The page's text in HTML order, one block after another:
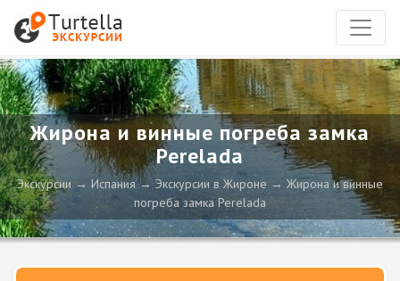
Жирона и винные погреба замка
Perelada
Экскурсии Испания Экскурсии в Жироне
Жирона и винные
погреба замка Perelada